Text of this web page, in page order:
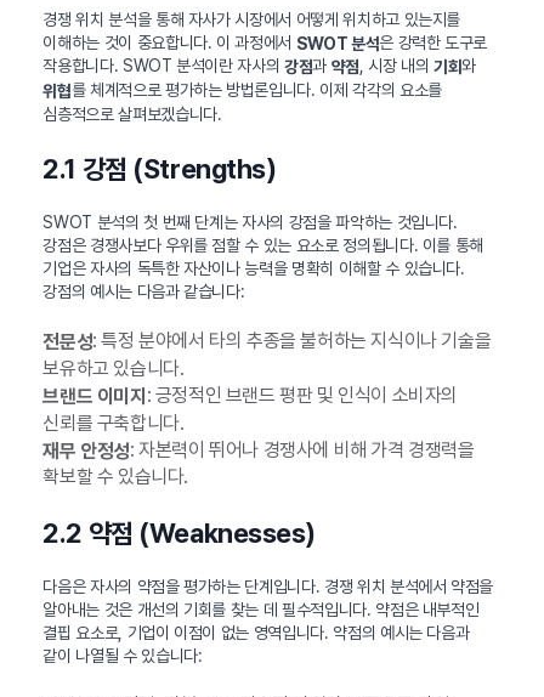
경쟁 위치 분석을 통해 자사가 시장에서 어떻게 위치하고 있는지를
이해하는 것이 중요합니다. 이 과정에서 SWOT 분석은 강력한 도구로
작용합니다. SWOT 분석이란 자사의강점과 약점, 시장 내의기회와
위협를 체계적으로 평가하는 방법론입니다. 이제 각각의 요소를
심층적으로 살펴보겠습니다.
2.1 강점 (Strengths)
SWOT 분석의 첫 번째 단계는 자사의 강점을 파악하는 것입니다.
강점은 경쟁사보다 우위를 점할 수 있는 요소로 정의됩니다. 이를 통해
기업은 자사의 독특한 자산이나 능력을 명확히 이해할 수 있습니다.
강점의 예시는 다음과 같습니다:
전문성: 특정 분야에서 타의 추종을 불허하는 지식이나 기술을
보유하고 있습니다.
브랜드 이미지 : 긍정적인 브랜드 평판 및 인식이 소비자의
신뢰를 구축합니다.
재무 안정성: 자본력이 뛰어나 경쟁사에 비해 가격 경쟁력을
확보할 수 있습니다.
2.2 약점 (Weaknesses)
다음은 자사의 약점을 평가하는 단계입니다. 경쟁 위치 분석에서 약점을
알아내는 것은 개선의 기회를 찾는 데 필수적입니다. 약점은 내부적인
결핍 요소로, 기업이 이점이 없는 영역입니다. 약점의 예시는 다음과
같이 나열될 수 있습니다: